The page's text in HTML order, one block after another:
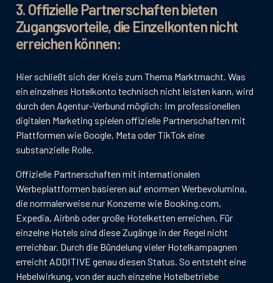
3. Offizielle Partnerschaften bieten
Zugangsvorteile, die Einzelkonten nicht
erreichen können:
Hier schließt sich der Kreis zum Thema Marktmacht. Was
ein einzelnes Hotelkonto technisch nicht leisten kann, wird
durch den Agentur-Verbund möglich: Im professionellen
digitalen Marketing spielen offizielle Partnerschaften mit
Plattformen wie Google, Meta oder TikTok eine
substanzielle Rolle.
Offizielle Partnerschaften mit internationalen
Werbeplattformen basieren auf enormen Werbevolumina,
die normalerweise nur Konzerne wie Booking.com,
Expedia, Airbnb oder große Hotelketten erreichen. Für
einzelne Hotels sind diese Zugänge in der Regel nicht
erreichbar. Durch die Bündelung vieler Hotelkampagnen
erreicht ADDITIVE genau diesen Status. So entsteht eine
Hebelwirkung, von der auch einzelne Hotelbetriebe